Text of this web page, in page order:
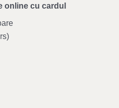
online cu cardul